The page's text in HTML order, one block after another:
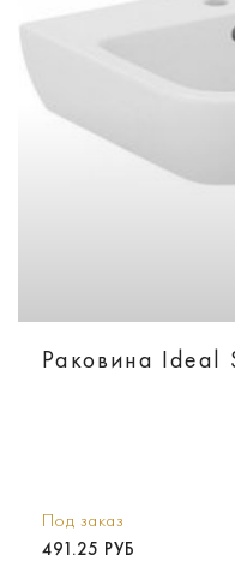
Раковина Ideal
Под заказ
491.25 РУБ